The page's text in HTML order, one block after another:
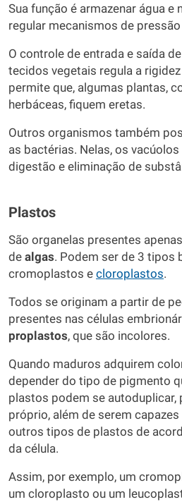
Sua função é armazenar água e
regular mecanismos de
O controle de entrada e saída
tecidos vegetais regula a
permite que, algumas plantas,
herbáceas, fiquem eretas.
Outros organismos também
as bactérias. Nelas, os
digestão e eliminação de
Plastos
São organelas presentes
de algas. Podem ser de 3 tipos
cromoplastos e cloroplastos.
Todos se originam a partir de
presentes nas células
proplastos, que são incolores.
Quando maduros adquirem
depender do tipo de pigmento
plastos podem se autoduplicar,
próprio, além de serem
outros tipos de plastos de
da célula.
Assim, por exemplo, um
um cloroplasto ou um